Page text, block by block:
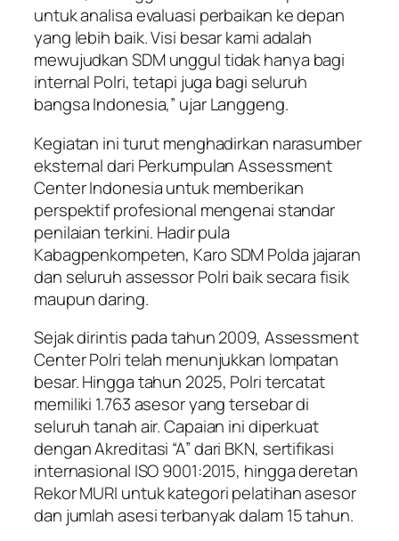
untuk analisa evaluasi perbaikan ke depan
yang lebih baik. Visi besar kami adalah
mewujudkan SDM unggul tidak hanya bagi
internal Polri, tetapi juga bagi seluruh
bangsa Indonesia,” ujar Langgeng.
Kegiatan ini turut menghadirkan narasumber
eksternal dari Perkumpulan Assessment
Center Indonesia untuk memberikan
perspektif profesional mengenai standar
penilaian terkini. Hadir pula
Kabagpenkompeten, Karo SDM Polda jajaran
dan seluruh assessor Polri baik secara fisik
maupun daring.
Sejak dirintis pada tahun 2009, Assessment
Center Polri telah menunjukkan lompatan
besar. Hingga tahun 2025, Polri tercatat
memiliki 1.763 asesor yang tersebar di
seluruh tanah air. Capaian ini diperkuat
dengan Akreditasi “A” dari BKN, sertifikasi
internasional ISO 9001:2015, hingga deretan
Rekor MURI untuk kategori pelatihan asesor
dan jumlah asesi terbanyak dalam 15 tahun.